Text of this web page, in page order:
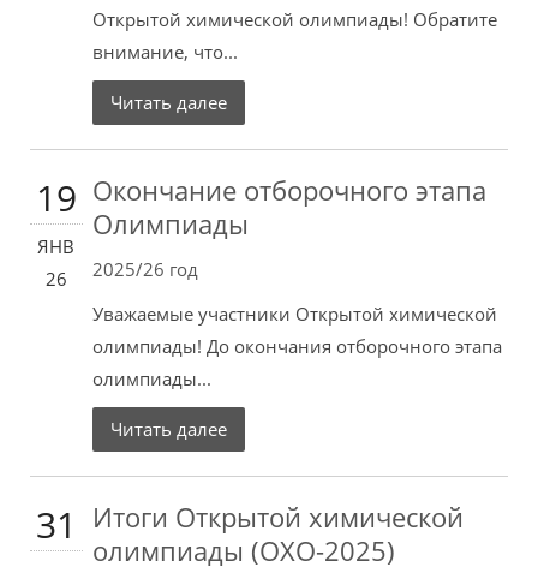
Открытой химической олимпиады! Обратите
внимание, что...
Читать далее
19
ЯНВ
26
Окончание отборочного этапа
Олимпиады
2025/26 год
Уважаемые участники Открытой химической
олимпиады! До окончания отборочного этапа
олимпиады...
Читать далее
31
Итоги Открытой химической
олимпиады (ОХО-2025)